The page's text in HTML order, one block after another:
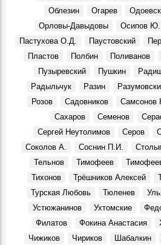
События, 3 Августа 1971
Облезин
Огарев
Орловы-Давыдовы
Осипов Ю.
Пастухова О.Д.
Паустовский
Пластов
Полбин Поливанов
Пузыревский
Пушкин
Радыльчук
Разин
Розов
Садовников Самсонов
Сахаров
Семенов
Сергей Неутолимов
Серов
Соколов А.
Соснин П.И.
Тельнов
Тимофеев
Тихонов
Трёшников Алексей
Турская Любовь
Тюленев
Устюжанинов
Ухтомские
Филатов
Фокина Анастасия
Чижиков
Чириков Шабалкин